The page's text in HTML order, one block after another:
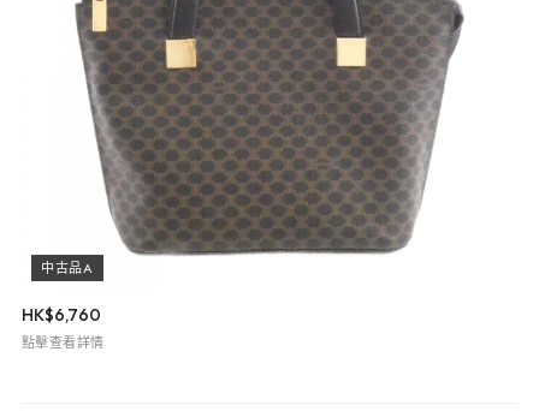
中古品A
HK$6,760
點擊查看詳情